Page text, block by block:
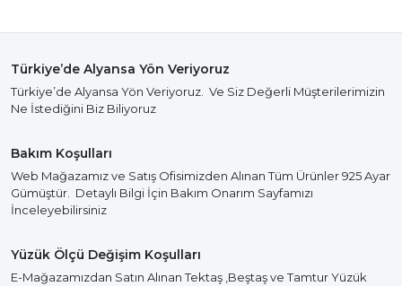
Türkiye’de Alyansa Yön Veriyoruz
Türkiye’de Alyansa Yön Veriyoruz. Ve Siz Değerli Müşterilerimizin
Ne İstediğini Biz Biliyoruz
Bakım Koşulları
Web Mağazamız ve Satış Ofisimizden Alınan Tüm Ürünler 925 Ayar
Gümüştür. Detaylı Bilgi İçin Bakım Onarım Sayfamızı
İnceleyebilirsiniz
Yüzük Ölçü Değişim Koşulları
E-Mağazamızdan Satın Alınan Tektaş ,Beştaş ve Tamtur Yüzük